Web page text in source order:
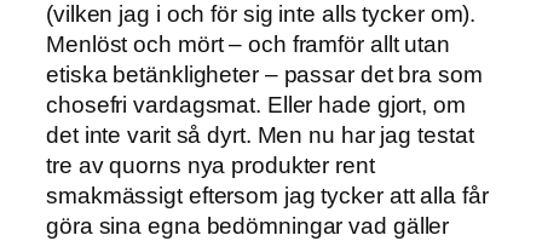
(vilken jag i och för sig inte alls tycker om).
Menlöst och mört – och framför allt utan
etiska betänkligheter – passar det bra som
chosefri vardagsmat. Eller hade gjort, om
det inte varit så dyrt. Men nu har jag testat
tre av quorns nya produkter rent
smakmässigt eftersom jag tycker att alla får
göra sina egna bedömningar vad gäller